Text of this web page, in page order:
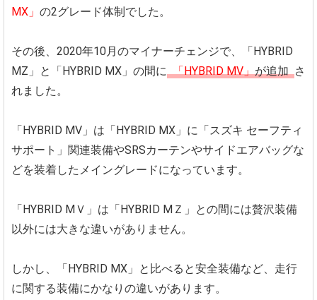
MX」 の2グレード体制でした。
その後、2020年10月のマイナーチェンジで、「HYBRID
MZ」と「HYBRID MX」の間に 「HYBRID MV」が追加 さ
れました。
「HYBRID MV」は「HYBRID MX」に「スズキ セーフティ
サポート」関連装備やSRSカーテンやサイドエアバッグな
どを装着したメイングレードになっています。
「HYBRID MＶ」は「HYBRID MＺ」との間には贅沢装備
以外には大きな違いがありません。
しかし、「HYBRID MX」と比べると安全装備など、走行
に関する装備にかなりの違いがあります。